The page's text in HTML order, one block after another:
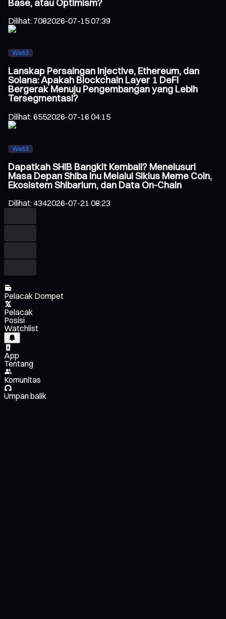
Base, atau Optimism?
Dilihat: 7082026-07-15 07:39
Web3
Lanskap Persaingan Injective, Ethereum, dan
Solana: Apakah Blockchain Layer 1 DeFi
Bergerak Menuju Pengembangan yang Lebih
Tersegmentasi?
Dilihat:6552026-07-16 04:15
Web3
Dapatkah SHIB Bangkit Kembali? Menelusuri
Masa Depan Shiba Inu Melalui Siklus Meme Coin,
Ekosistem Shibarium, dan Data On-Chain
Dilihat:4342026-07-21 08:23
Pelacak Dompet
Pelacak
Posisi
Watchlist
App
Tentang
Komunitas
Umpan balik